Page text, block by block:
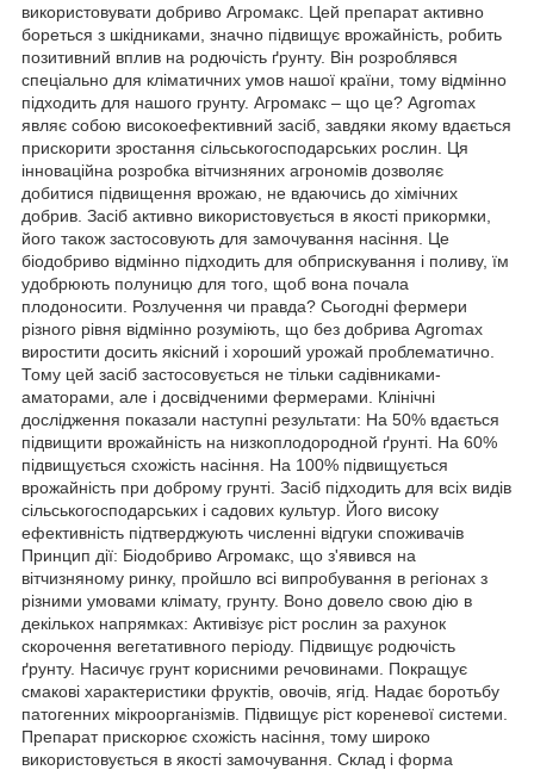
використовувати добриво Агромакс. Цей препарат активно
бореться з шкідниками, значно підвищує врожайність, робить
позитивний вплив на родючість ґрунту. Він розроблявся
спеціально для кліматичних умов нашої країни, тому відмінно
підходить для нашого грунту. Агромакс – що це? Agromax
являє собою високоефективний засіб, завдяки якому вдається
прискорити зростання сільськогосподарських рослин. Ця
інноваційна розробка вітчизняних агрономів дозволяє
добитися підвищення врожаю, не вдаючись до хімічних
добрив. Засіб активно використовується в якості прикормки,
його також застосовують для замочування насіння. Це
біодобриво відмінно підходить для обприскування і поливу, їм
удобрюють полуницю для того, щоб вона почала
плодоносити. Розлучення чи правда? Сьогодні фермери
різного рівня відмінно розуміють, що без добрива Agromax
виростити досить якісний і хороший урожай проблематично.
Тому цей засіб застосовується не тільки садівниками-
аматорами, але і досвідченими фермерами. Клінічні
дослідження показали наступні результати: На 50% вдається
підвищити врожайність на низкоплодородной ґрунті. На 60%
підвищується схожість насіння. На 100% підвищується
врожайність при доброму грунті. Засіб підходить для всіх видів
сільськогосподарських і садових культур. Його високу
ефективність підтверджують численні відгуки споживачів
Принцип дії: Біодобриво Агромакс, що з'явився на
вітчизняному ринку, пройшло всі випробування в регіонах з
різними умовами клімату, грунту. Воно довело свою дію в
декількох напрямках: Активізує ріст рослин за рахунок
скорочення вегетативного періоду. Підвищує родючість
ґрунту. Насичує грунт корисними речовинами. Покращує
смакові характеристики фруктів, овочів, ягід. Надає боротьбу
патогенних мікроорганізмів. Підвищує ріст кореневої системи.
Препарат прискорює схожість насіння, тому широко
використовується в якості замочування. Склад і форма